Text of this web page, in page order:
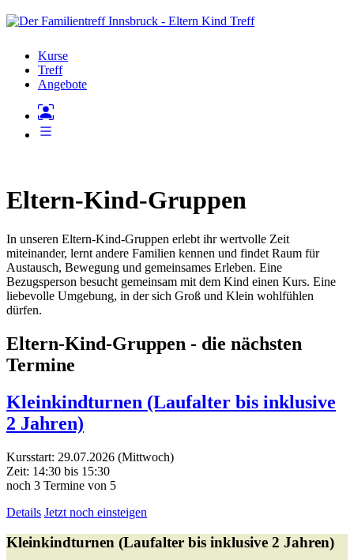
Kurse
Treff
Angebote
Eltern-Kind-Gruppen
In unseren Eltern-Kind-Gruppen erlebt ihr wertvolle Zeit
miteinander, lernt andere Familien kennen und findet Raum für
Austausch, Bewegung und gemeinsames Erleben. Eine
Bezugsperson besucht gemeinsam mit dem Kind einen Kurs. Eine
liebevolle Umgebung, in der sich Groß und Klein wohlfühlen
dürfen.
Eltern-Kind-Gruppen - die nächsten
Termine
Kleinkindturnen (Laufalter bis inklusive
2 Jahren)
Kursstart: 29.07.2026 (Mittwoch)
Zeit: 14:30 bis 15:30
noch 3 Termine von 5
Details Jetzt noch einsteigen
Kleinkindturnen (Laufalter bis inklusive 2 Jahren)